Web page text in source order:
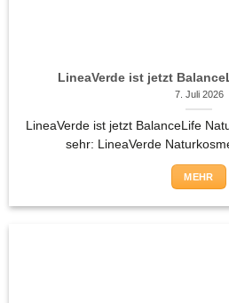
LineaVerde ist jetzt
7. Juli 2026
LineaVerde ist jetzt BalanceLife
sehr: LineaVerde
MEHR